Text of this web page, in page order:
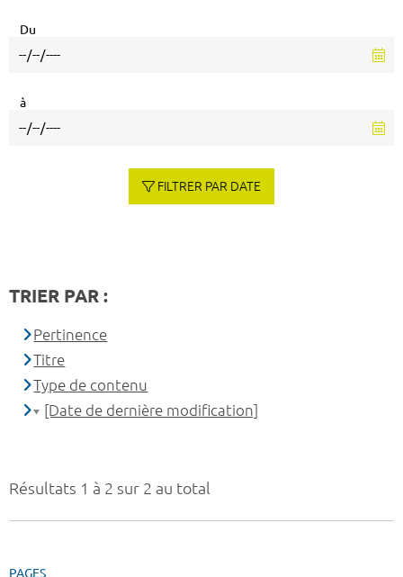
Résultats 1 à 2 sur 2 au total
PAGES
Du
à
FILTRER PAR DATE
TRIER PAR :
Pertinence
Titre
Type de contenu
[Date de dernière modification]